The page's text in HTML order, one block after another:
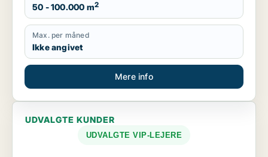
50 - 100.000 m2
Max. per måned
Ikke angivet
Mere info
UDVALGTE KUNDER
UDVALGTE VIP-LEJERE